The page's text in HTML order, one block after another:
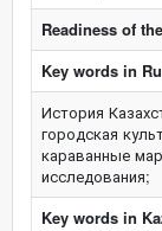
Readiness of
Key words in
История
городская
караванные
исследования;
Key words in